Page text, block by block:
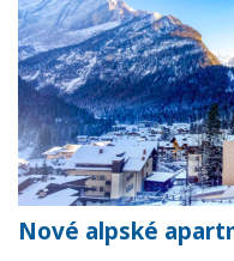
Nové alpské